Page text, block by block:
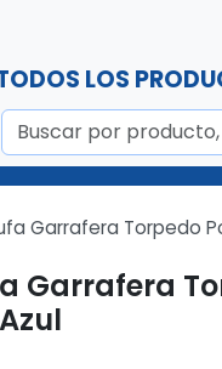
LOS
Garrafera Torpedo
Garrafera